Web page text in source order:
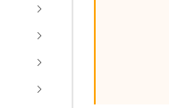
快速部署 Dify，